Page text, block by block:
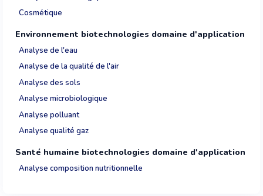
Cosmétique
Environnement biotechnologies domaine d'application
Analyse de l'eau
Analyse de la qualité de l'air
Analyse des sols
Analyse microbiologique
Analyse polluant
Analyse qualité gaz
Santé humaine biotechnologies domaine d'application
Analyse composition nutritionnelle